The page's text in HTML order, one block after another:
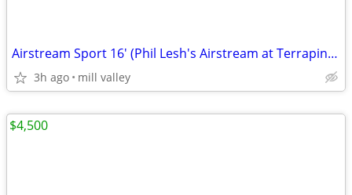
Airstream Sport 16' (Phil Lesh's Airstream at Terrapin Crossroads)
3h ago mill valley
$4,500